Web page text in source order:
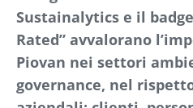
Sustainalytics e il
Rated” avvalorano
Piovan nei settori
governance, nel